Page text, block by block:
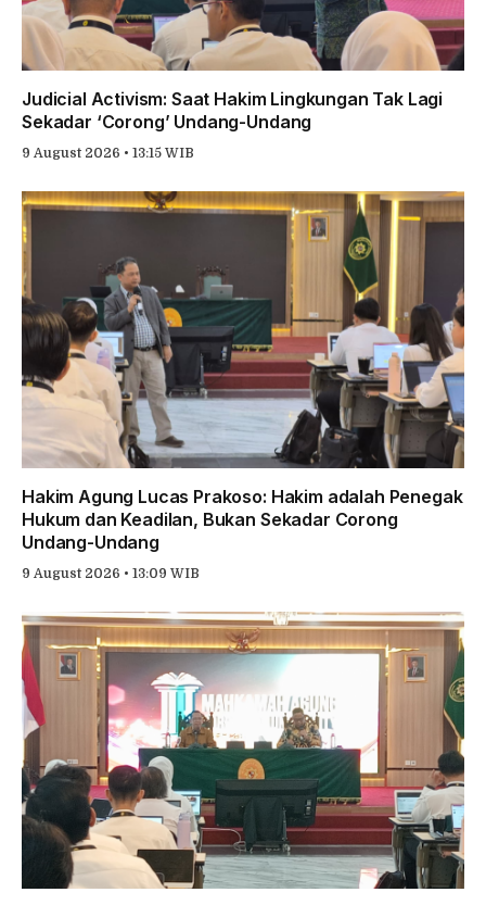
Judicial Activism: Saat Hakim Lingkungan Tak Lagi
Sekadar ‘Corong’ Undang-Undang
9 August 2026 • 13:15 WIB
Hakim Agung Lucas Prakoso: Hakim adalah Penegak
Hukum dan Keadilan, Bukan Sekadar Corong
Undang-Undang
9 August 2026 • 13:09 WIB